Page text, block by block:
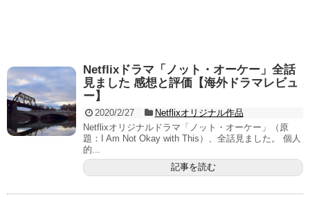
Netflixドラマ「ノット・オーケー」全話
見ました 感想と評価【海外ドラマレビュ
ー】
2020/2/27
Netflixオリジナル作品
Netflixオリジナルドラマ「ノット・オーケー」（原
題：I Am Not Okay with This）、全話見ました。 個人
的...
記事を読む